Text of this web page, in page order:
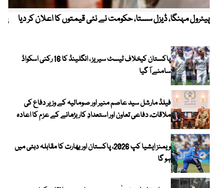
پیٹرول مہنگا، ڈیزل سستا، حکومت نے نئی قیمتوں کا اعلان کر دیا
پاکستان کیخلاف ٹیسٹ سیریز ، انگلینڈ کا 16 رکنی اسکواڈ
سامنے آ گیا
فیلڈ مارشل سید عاصم منیر اور صومالیہ کے وزیر دفاع کی
ملاقات، دفاعی تعاون اور استعدادِ کار بڑھانے کے عزم کا اعادہ
ویمنز ایشیا کپ 2026، پاکستان اور بھارت کا مقابلہ دبئی میں
ہو گا